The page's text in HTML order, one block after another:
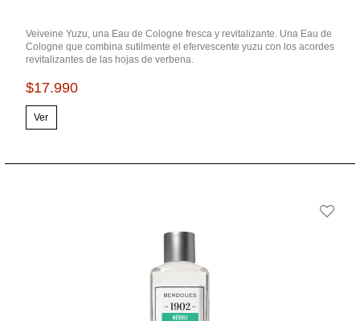
Veiveine Yuzu, una Eau de Cologne fresca y revitalizante. Una Eau de
Cologne que combina sutilmente el efervescente yuzu con los acordes
revitalizantes de las hojas de verbena.
$17.990
Ver